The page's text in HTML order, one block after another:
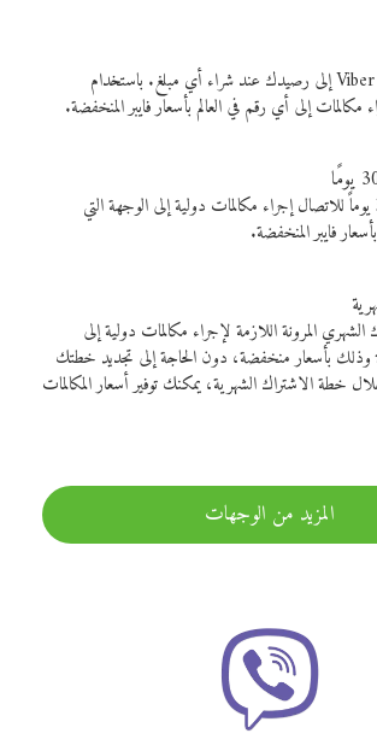
تتم إضافة رصيد Viber Out إلى رصيدك عند شراء أي مبلغ. باستخدام
إلى أي رقم في العالم بأسعار فايبر المنخفضة.
تتيح لك خطة الـ 30 يوماً للاتصال إجراء مكالمات دولية إلى الوجهة التي
المرونة اللازمة لإجراء مكالمات دولية إلى
وذلك بأسعار منخفضة، دون الحاجة إلى تجديد خطتك
الاشتراك الشهرية، يمكنك توفير أسعار المكالمات
المزيد من الوجهات